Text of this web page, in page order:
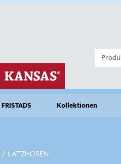
FRISTADS Kollektionen
/ LATZHOSEN